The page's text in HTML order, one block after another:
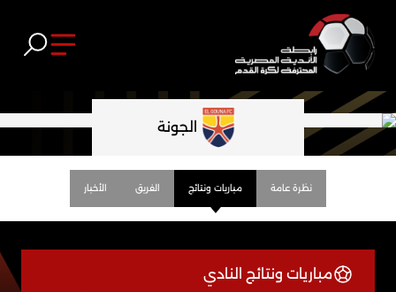
الجونة
نظرة عامة مباريات ونتائج الفريق الأخبار
مباريات ونتائج النادي